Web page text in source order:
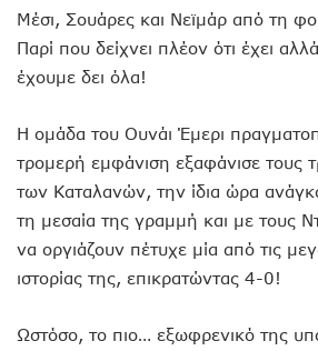
Μέσι, Σουάρες και Νεϊμάρ από τη
Παρί που δείχνει πλέον ότι έχει
έχουμε δει όλα!
Η ομάδα του Ουνάι Έμερι
τρομερή εμφάνιση εξαφάνισε τους
των Καταλανών, την ίδια ώρα
τη μεσαία της γραμμή και με τους
να οργιάζουν πέτυχε μία από τις
ιστορίας της, επικρατώντας 4-0!
Ωστόσο, το πιο… εξωφρενικό της